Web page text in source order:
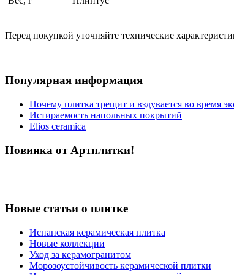
Перед покупкой уточняйте технические
Популярная информация
Почему плитка трещит и вздувается во время
Истираемость напольных покрытий
Elios ceramica
Новинка от Артплитки!
Новые статьи о плитке
Испанская керамическая плитка
Новые коллекции
Уход за керамогранитом
Морозоустойчивость керамической плитки